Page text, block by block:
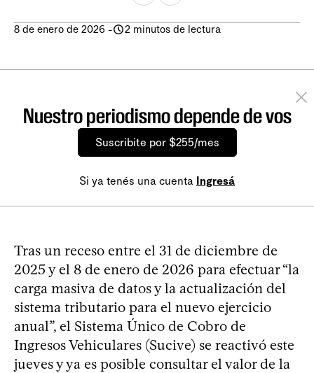
8 de enero de 2026 - 2 minutos de lectura
Nuestro periodismo depende de vos
Suscribite por $255/mes
Si ya tenés una cuenta Ingresá
Tras un receso entre el 31 de diciembre de
2025 y el 8 de enero de 2026 para efectuar “la
carga masiva de datos y la actualización del
sistema tributario para el nuevo ejercicio
anual”, el Sistema Único de Cobro de
Ingresos Vehiculares (Sucive) se reactivó este
jueves y ya es posible consultar el valor de la